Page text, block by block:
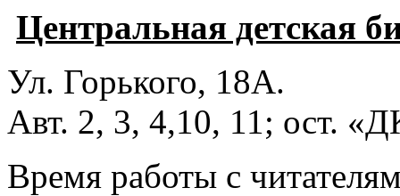
Центральная детская
Ул. Горького, 18А.
Авт. 2, 3, 4,10, 11; ост.
Время работы с